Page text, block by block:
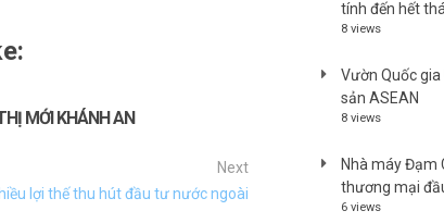
MỚI KHÁNH AN
Next
lợi thế thu hút đầu tư nước ngoài
tính đến hết
8 views
Vườn Quốc
sản ASEAN
8 views
Nhà máy Đạm
thương mại
6 views